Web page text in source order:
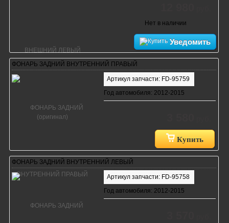
Нет в наличии
Уведомить
ФОНАРЬ ЗАДНИЙ ВНУТРЕННИЙ ПРАВЫЙ
Артикул запчасти: FD-95759
Год автомобиля: 2012-2015
Купить
ФОНАРЬ ЗАДНИЙ ВНУТРЕННИЙ ЛЕВЫЙ
Артикул запчасти: FD-95758
Год автомобиля: 2012-2015